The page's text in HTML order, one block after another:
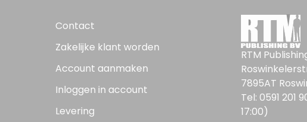
Contact
Zakelijke klant worden
Account aanmaken
Inloggen in account
Levering
RTM
7895AT
Tel: 0591 201
17:00)